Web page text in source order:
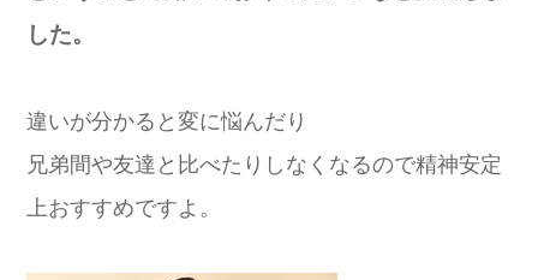
した。
違いが分かると変に悩んだり
兄弟間や友達と比べたりしなくなるので精神安定
上おすすめですよ。